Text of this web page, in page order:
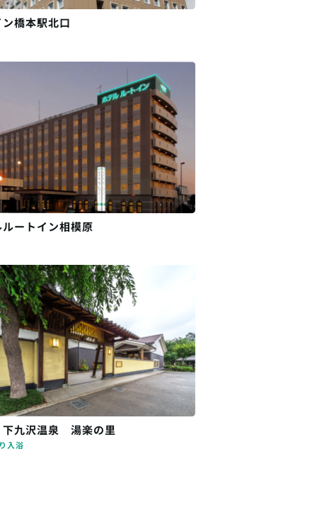
橋本駅北口
ートイン相模原
下九沢温泉 湯楽の里
入浴